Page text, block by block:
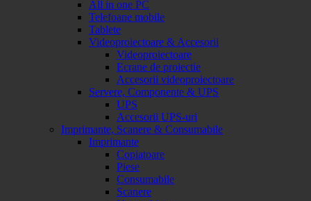
All in one PC
Telefoane mobile
Tablete
Videoproiectoare & Accesorii
Videoproiectoare
Ecrane de proiectie
Accesorii videoproiectoare
Servere, Componente & UPS
UPS
Accesorii UPS-uri
Imprimante, Scanere & Consumabile
Imprimante
Copiatoare
Piese
Consumabile
Scanere